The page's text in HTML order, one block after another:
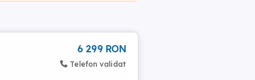
6 299 RON
Telefon validat